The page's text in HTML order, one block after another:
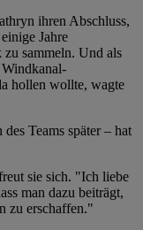
ihren Abschluss,
Jahre
sammeln. Und als
hollen wollte, wagte
Teams später – hat
sie sich. "Ich liebe
man dazu beiträgt,
zu erschaffen."